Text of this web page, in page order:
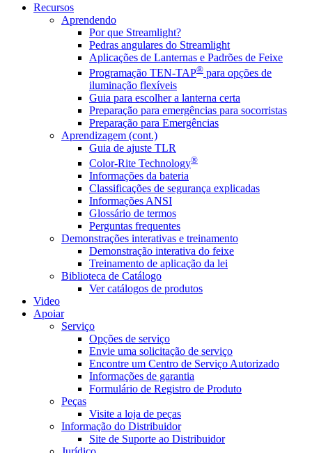
Recursos
Aprendendo
Por que Streamlight?
Pedras angulares do Streamlight
Aplicações de Lanternas e Padrões de Feixe
Programação TEN-TAP® para opções de
iluminação flexíveis
Guia para escolher a lanterna certa
Preparação para emergências para socorristas
Preparação para Emergências
Aprendizagem (cont.)
Guia de ajuste TLR
Color-Rite Technology®
Informações da bateria
Classificações de segurança explicadas
Informações ANSI
Glossário de termos
Perguntas frequentes
Demonstrações interativas e treinamento
Demonstração interativa do feixe
Treinamento de aplicação da lei
Biblioteca de Catálogo
Ver catálogos de produtos
Video
Apoiar
Serviço
Opções de serviço
Envie uma solicitação de serviço
Encontre um Centro de Serviço Autorizado
Informações de garantia
Formulário de Registro de Produto
Peças
Visite a loja de peças
Informação do Distribuidor
Site de Suporte ao Distribuidor